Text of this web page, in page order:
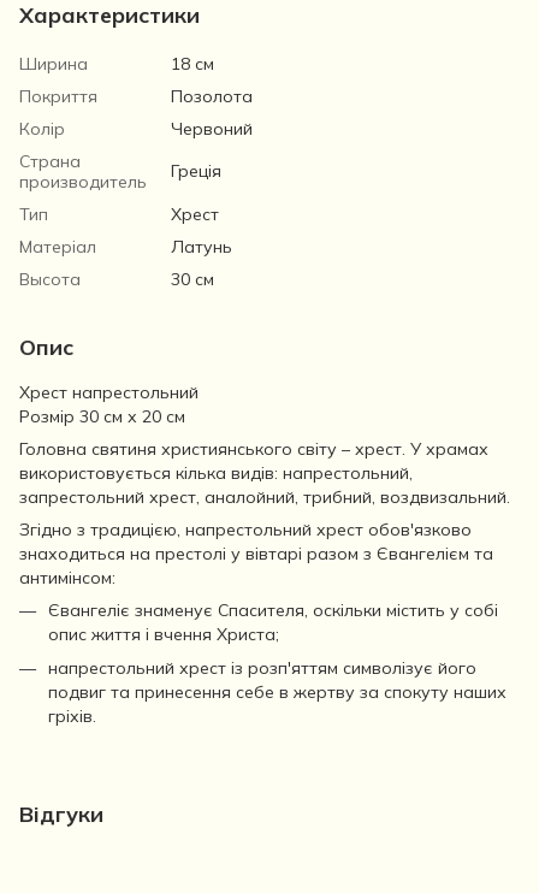
Характеристики
Ширина
18 см
Покриття
Позолота
Колір
Червоний
Страна
производитель
Греція
Тип
Хрест
Матеріал
Латунь
Высота
30 см
Опис
Хрест напрестольний
Розмір 30 см х 20 см
Головна святиня християнського світу – хрест. У храмах
використовується кілька видів: напрестольний,
запрестольний хрест, аналойний, трибний, воздвизальний.
Згідно з традицією, напрестольний хрест обов'язково
знаходиться на престолі у вівтарі разом з Євангелієм та
антимінсом:
Євангеліє знаменує Спасителя, оскільки містить у собі
опис життя і вчення Христа;
напрестольний хрест із розп'яттям символізує його
подвиг та принесення себе в жертву за спокуту наших
гріхів.
Відгуки